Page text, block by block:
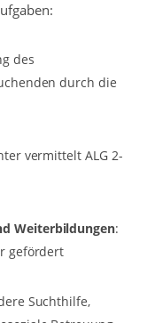
des
durch die
vermittelt ALG 2-
Weiterbildungen:
gefördert
Suchthilfe,